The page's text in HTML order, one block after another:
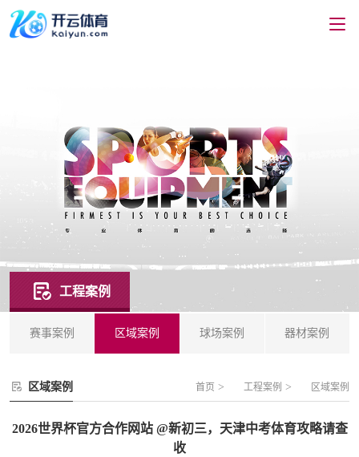
工程案例
赛事案例 区域案例 球场案例 器材案例
区域案例 首页 > 工程案例 > 区域案例
2026世界杯官方合作网站 @新初三，天津中考体育攻略请查
收